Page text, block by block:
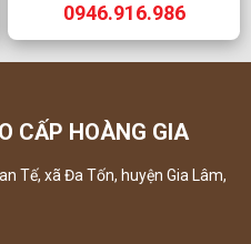
0946.916.986
CẤP HOÀNG GIA
Tế, xã Đa Tốn, huyện Gia Lâm,